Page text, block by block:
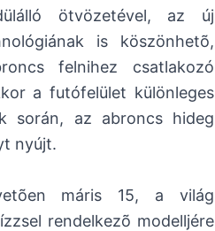
ötvözetével, az új
is köszönhetõ,
felnihez csatlakozó
a futófelület különleges
során, az abroncs hideg
nyújt.
máris 15, a világ
rendelkezõ modelljére